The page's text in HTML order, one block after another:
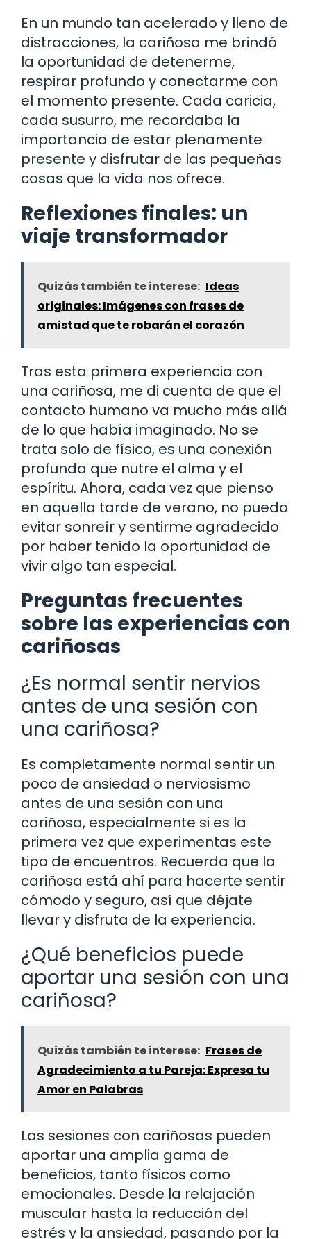
En un mundo tan acelerado y lleno de
distracciones, la cariñosa me brindó
la oportunidad de detenerme,
respirar profundo y conectarme con
el momento presente. Cada caricia,
cada susurro, me recordaba la
importancia de estar plenamente
presente y disfrutar de las pequeñas
cosas que la vida nos ofrece.
Reflexiones finales: un
viaje transformador
Quizás también te interese: Ideas
originales: Imágenes con frases de
amistad que te robarán el corazón
Tras esta primera experiencia con
una cariñosa, me di cuenta de que el
contacto humano va mucho más allá
de lo que había imaginado. No se
trata solo de físico, es una conexión
profunda que nutre el alma y el
espíritu. Ahora, cada vez que pienso
en aquella tarde de verano, no puedo
evitar sonreír y sentirme agradecido
por haber tenido la oportunidad de
vivir algo tan especial.
Preguntas frecuentes
sobre las experiencias con
cariñosas
¿Es normal sentir nervios
antes de una sesión con
una cariñosa?
Es completamente normal sentir un
poco de ansiedad o nerviosismo
antes de una sesión con una
cariñosa, especialmente si es la
primera vez que experimentas este
tipo de encuentros. Recuerda que la
cariñosa está ahí para hacerte sentir
cómodo y seguro, así que déjate
llevar y disfruta de la experiencia.
¿Qué beneficios puede
aportar una sesión con una
cariñosa?
Quizás también te interese: Frases de
Agradecimiento a tu Pareja: Expresa tu
Amor en Palabras
Las sesiones con cariñosas pueden
aportar una amplia gama de
beneficios, tanto físicos como
emocionales. Desde la relajación
muscular hasta la reducción del
estrés y la ansiedad, pasando por la